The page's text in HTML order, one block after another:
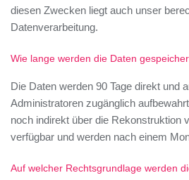
diesen Zwecken liegt auch unser
Datenverarbeitung.
Wie lange werden die Daten
Die Daten werden 90 Tage direkt und
Administratoren zugänglich
noch indirekt über die Rekonstruktion
verfügbar und werden nach einem
Auf welcher Rechtsgrundlage werden